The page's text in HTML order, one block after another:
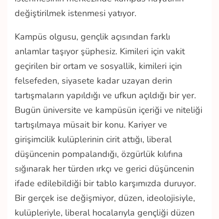
değiştirilmek istenmesi yatıyor.
Kampüs olgusu, gençlik açısından farklı
anlamlar taşıyor şüphesiz. Kimileri için vakit
geçirilen bir ortam ve sosyallik, kimileri için
felsefeden, siyasete kadar uzayan derin
tartışmaların yapıldığı ve ufkun açıldığı bir yer.
Bugün üniversite ve kampüsün içeriği ve niteliği
tartışılmaya müsait bir konu. Kariyer ve
girişimcilik kulüplerinin cirit attığı, liberal
düşüncenin pompalandığı, özgürlük kılıfına
sığınarak her türden ırkçı ve gerici düşüncenin
ifade edilebildiği bir tablo karşımızda duruyor.
Bir gerçek ise değişmiyor, düzen, ideolojisiyle,
kulüpleriyle, liberal hocalarıyla gençliği düzen